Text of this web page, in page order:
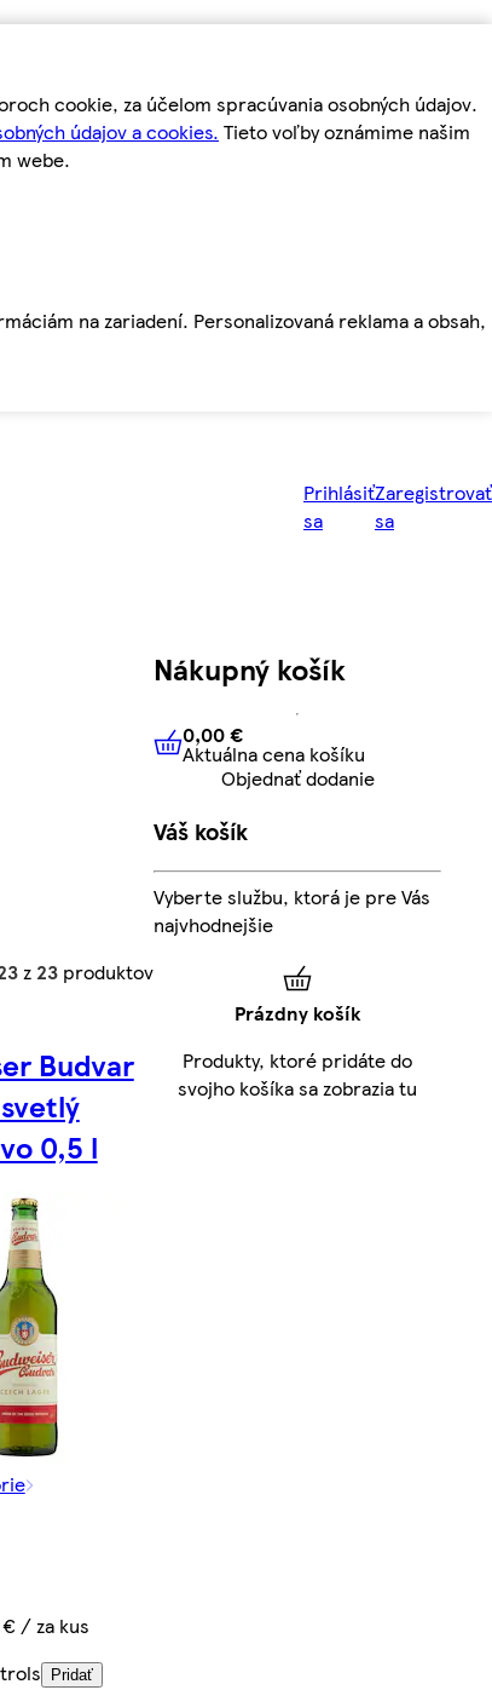
cookie, za účelom spracúvania osobných údajov.
údajov a cookies. Tieto voľby oznámime našim
webe.
na zariadení. Personalizovaná reklama a obsah,
Prihlásiť
sa
Zaregistrovať
sa
z 23 produktov
Budvar
0,5 l
€ / za kus
Pridať
Nákupný košík
0,00 € Aktuálna cena košíku
0,00 €
Aktuálna cena košíku
Objednať dodanie
Váš košík
Vyberte službu, ktorá je pre Vás
najvhodnejšie
Prázdny košík
Produkty, ktoré pridáte do
svojho košíka sa zobrazia tu